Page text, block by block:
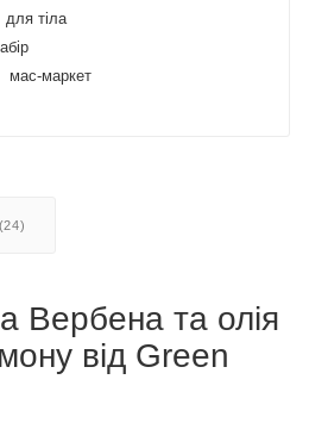
для тіла
мас-маркет
Вербена та олія
від Green